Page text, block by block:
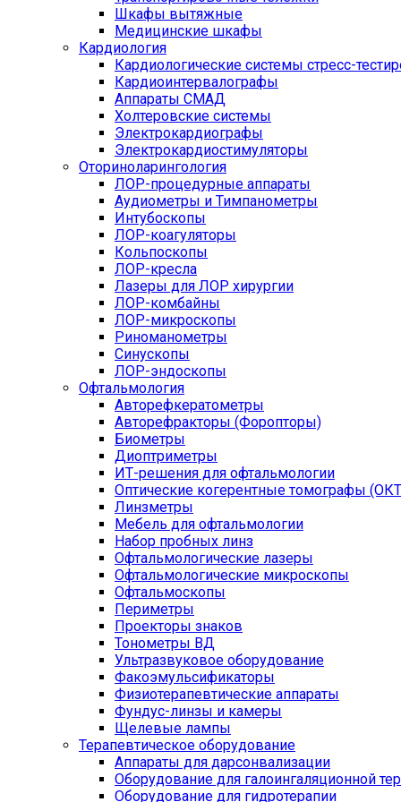
Шкафы вытяжные
Медицинские шкафы
Кардиология
Кардиологические системы стресс-
Кардиоинтервалографы
Аппараты СМАД
Холтеровские системы
Электрокардиографы
Электрокардиостимуляторы
Оториноларингология
ЛОР-процедурные аппараты
Аудиометры и Тимпанометры
Интубоскопы
ЛОР-коагуляторы
Кольпоскопы
ЛОР-кресла
Лазеры для ЛОР хирургии
ЛОР-комбайны
ЛОР-микроскопы
Риноманометры
Синускопы
ЛОР-эндоскопы
Офтальмология
Авторефкератометры
Авторефракторы (Форопторы)
Биометры
Диоптриметры
ИТ-решения для офтальмологии
Оптические когерентные томографы
Линзметры
Мебель для офтальмологии
Набор пробных линз
Офтальмологические лазеры
Офтальмологические микроскопы
Офтальмоскопы
Периметры
Проекторы знаков
Тонометры ВД
Ультразвуковое оборудование
Факоэмульсификаторы
Физиотерапевтические аппараты
Фундус-линзы и камеры
Щелевые лампы
Терапевтическое оборудование
Аппараты для дарсонвализации
Оборудование для галоингаляционной
Оборудование для гидротерапии